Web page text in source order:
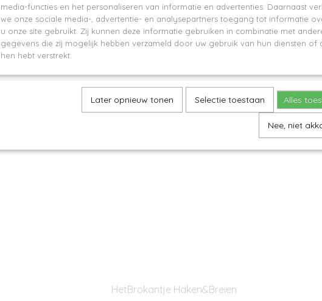
HetBrokantje Haken&Breien
media-functies en het personaliseren van informatie en advertenties. Daarnaast
we onze sociale media-, advertentie- en analysepartners toegang tot informatie
u onze site gebruikt. Zij kunnen deze informatie gebruiken in combinatie met
gegevens die zij mogelijk hebben verzameld door uw gebruik van hun diensten of
hen hebt verstrekt.
Later opnieuw tonen Selectie toestaan Alles
Nee, niet